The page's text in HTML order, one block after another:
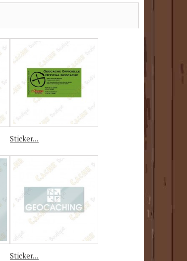
Sticker...
Sticker...